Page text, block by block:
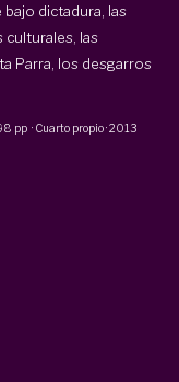
dictadura, las
culturales, las
Parra, los desgarros
pp · Cuarto propio·2013